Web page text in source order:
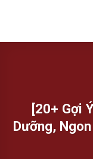
[20+ Gợi
Dưỡng,